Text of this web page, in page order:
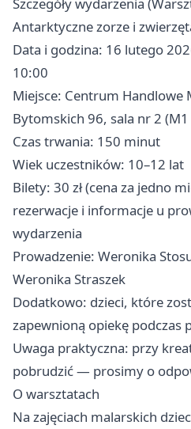
Antarktyczne zorze i
Data i godzina: 16 lutego
10:00
Miejsce: Centrum Handlowe
Bytomskich 96, sala nr 2
Czas trwania: 150 minut
Wiek uczestników: 10–12 lat
Bilety: 30 zł (cena za jedno
rezerwacje i informacje u
wydarzenia
Prowadzenie: Weronika
Weronika Straszek
Dodatkowo: dzieci, które
zapewnioną opiekę podczas
Uwaga praktyczna: przy
pobrudzić — prosimy o
O warsztatach
Na zajęciach malarskich